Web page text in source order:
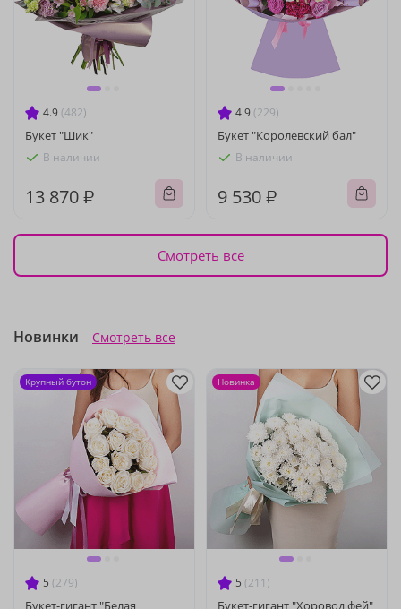
4.9 (482)
Букет "Шик"
В наличии
13 870 ₽
4.9 (229)
Букет "Королевский бал"
В наличии
9 530 ₽
Смотреть все
Новинки Смотреть все
5 (279)
Букет-гигант "Белая
Крупный бутон
5 (211)
Букет-гигант "Хоровод фей"
Новинка